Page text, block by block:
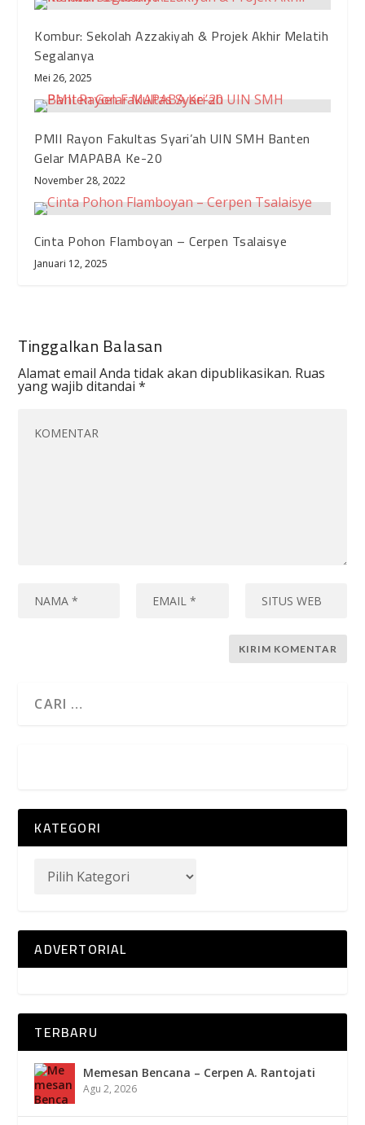
Kombur: Sekolah Azzakiyah & Projek Akhir Melatih
Segalanya
Mei 26, 2025
PMII Rayon Fakultas Syari’ah UIN SMH Banten
Gelar MAPABA Ke-20
November 28, 2022
Cinta Pohon Flamboyan – Cerpen Tsalaisye
Januari 12, 2025
Tinggalkan Balasan
Alamat email Anda tidak akan dipublikasikan. Ruas
yang wajib ditandai*
KATEGORI
ADVERTORIAL
TERBARU
Memesan Bencana – Cerpen A. Rantojati
Agu 2, 2026